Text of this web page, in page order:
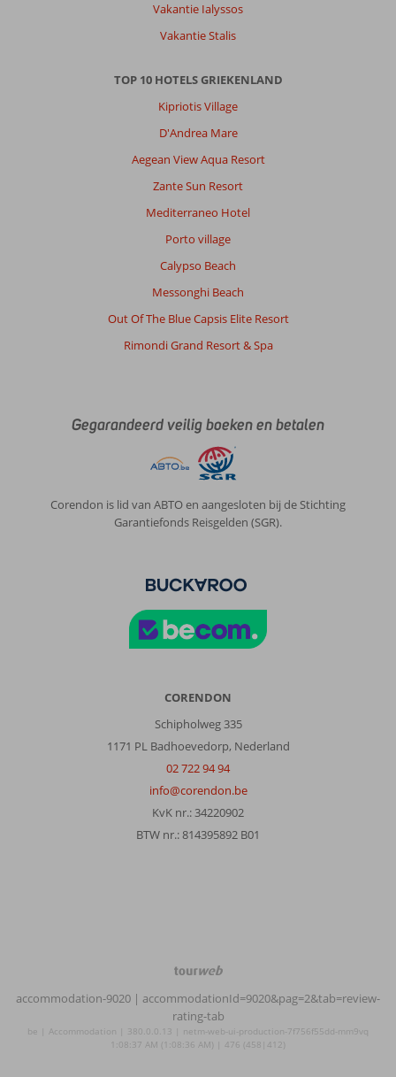
Vakantie Ialyssos
Vakantie Stalis
TOP 10 HOTELS GRIEKENLAND
Kipriotis Village
D'Andrea Mare
Aegean View Aqua Resort
Zante Sun Resort
Mediterraneo Hotel
Porto village
Calypso Beach
Messonghi Beach
Out Of The Blue Capsis Elite Resort
Rimondi Grand Resort & Spa
Gegarandeerd veilig boeken en betalen
Corendon is lid van ABTO en aangesloten bij de Stichting
Garantiefonds Reisgelden (SGR).
CORENDON
Schipholweg 335
1171 PL Badhoevedorp, Nederland
02 722 94 94
info@corendon.be
KvK nr.: 34220902
BTW nr.: 814395892 B01
TourWeb
©
NetMatch
accommodation-9020 | accommodationId=9020&pag=2&tab=review-
rating-tab
be | Accommodation | 380.0.0.13 | netm-web-ui-production-7f756f55dd-mm9vq
1:08:37 AM (1:08:36 AM) | 476 (458|412)